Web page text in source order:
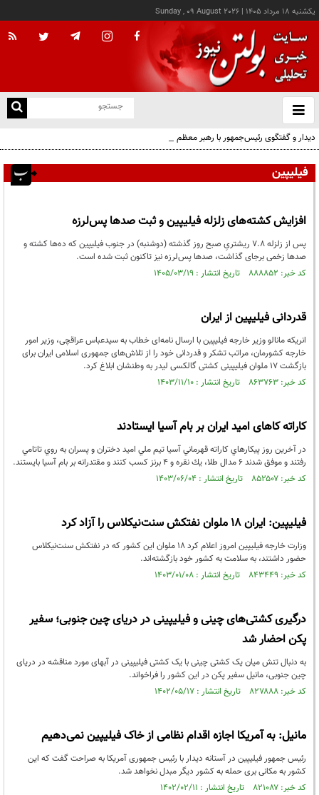
يکشنبه ۱۸ مرداد ۱۴۰۵ |
Sunday , 09 August 2026
باز
و
دیدار و گفتگوی رئیس‌جمهور با رهبر معظم انقلاب درباره مسائل اقتصادی و نظامی کشور
فیلیپین
افزایش کشته‌های زلزله فیلیپین و ثبت صدها پس‌لرزه
پس از زلزله ۷.۸ ریشتریِ صبح روز گذشته (دوشنبه) در جنوب فیلیپین که ده‌ها کشته و
صدها زخمی برجای گذاشت، صدها پس‌لرزه نیز تاکنون ثبت شده است.
کد خبر: ۸۸۸۸۵۲ تاریخ انتشار : ۱۴۰۵/۰۳/۱۹
قدردانی فیلیپین از ایران
انریکه مانالو وزیر خارجه فیلیپین با ارسال نامه‌ای خطاب به سیدعباس عراقچی، وزیر امور
خارجه کشورمان، مراتب تشکر و قدردانی خود را از تلاش‌های جمهوری اسلامی ایران برای
بازگشت ۱۷ ملوان فیلیپینی کشتی گالکسی لیدر به وطنشان ابلاغ کرد.
کد خبر: ۸۶۳۷۶۳ تاریخ انتشار : ۱۴۰۳/۱۱/۱۰
کاراته کاهای امید ایران بر بام آسیا ایستادند
در آخرين روز پيكارهاي كاراته قهرماني آسيا تيم ملي اميد دختران و پسران به روي تاتامي
رفتند و موفق شدند ۶ مدال طلا، يك نقره و ۴ برنز كسب كنند و مقتدرانه بر بام آسيا بايستند.
کد خبر: ۸۵۲۵۰۷ تاریخ انتشار : ۱۴۰۳/۰۶/۰۴
فیلیپین: ایران ۱۸ ملوان نفتکش سنت‌نیکلاس را آزاد کرد
وزارت خارجه فیلیپین امروز اعلام کرد ۱۸ ملوان این کشور که در نفتکش سنت‌نیکلاس
حضور داشتند، به سلامت به کشور خود بازگشته‌اند.
کد خبر: ۸۴۳۴۴۹ تاریخ انتشار : ۱۴۰۳/۰۱/۰۸
درگیری کشتی‌های چینی و فیلیپینی در دریای چین جنوبی؛ سفیر
پکن احضار شد
به دنبال تنش میان یک کشتی چینی با یک کشتی فیلیپینی در آبهای مورد مناقشه در دریای
چین جنوبی، مانیل سفیر پکن در این کشور را فراخواند.
کد خبر: ۸۲۷۸۸۸ تاریخ انتشار : ۱۴۰۲/۰۵/۱۷
مانیل: به آمریکا اجازه اقدام نظامی از خاک فیلیپین نمی‌دهیم
رئیس جمهور فیلیپین در آستانه دیدار با رئیس جمهوری آمریکا به صراحت گفت که این
کشور به مکانی بری حمله به کشور دیگر مبدل نخواهد شد.
کد خبر: ۸۲۱۰۸۷ تاریخ انتشار : ۱۴۰۲/۰۲/۱۱